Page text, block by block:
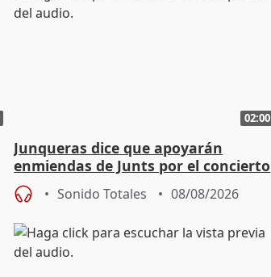
02:00
Junqueras dice que apoyarán
enmiendas de Junts por el concierto
en el trámite de financiación
Sonido Totales 08/08/2026